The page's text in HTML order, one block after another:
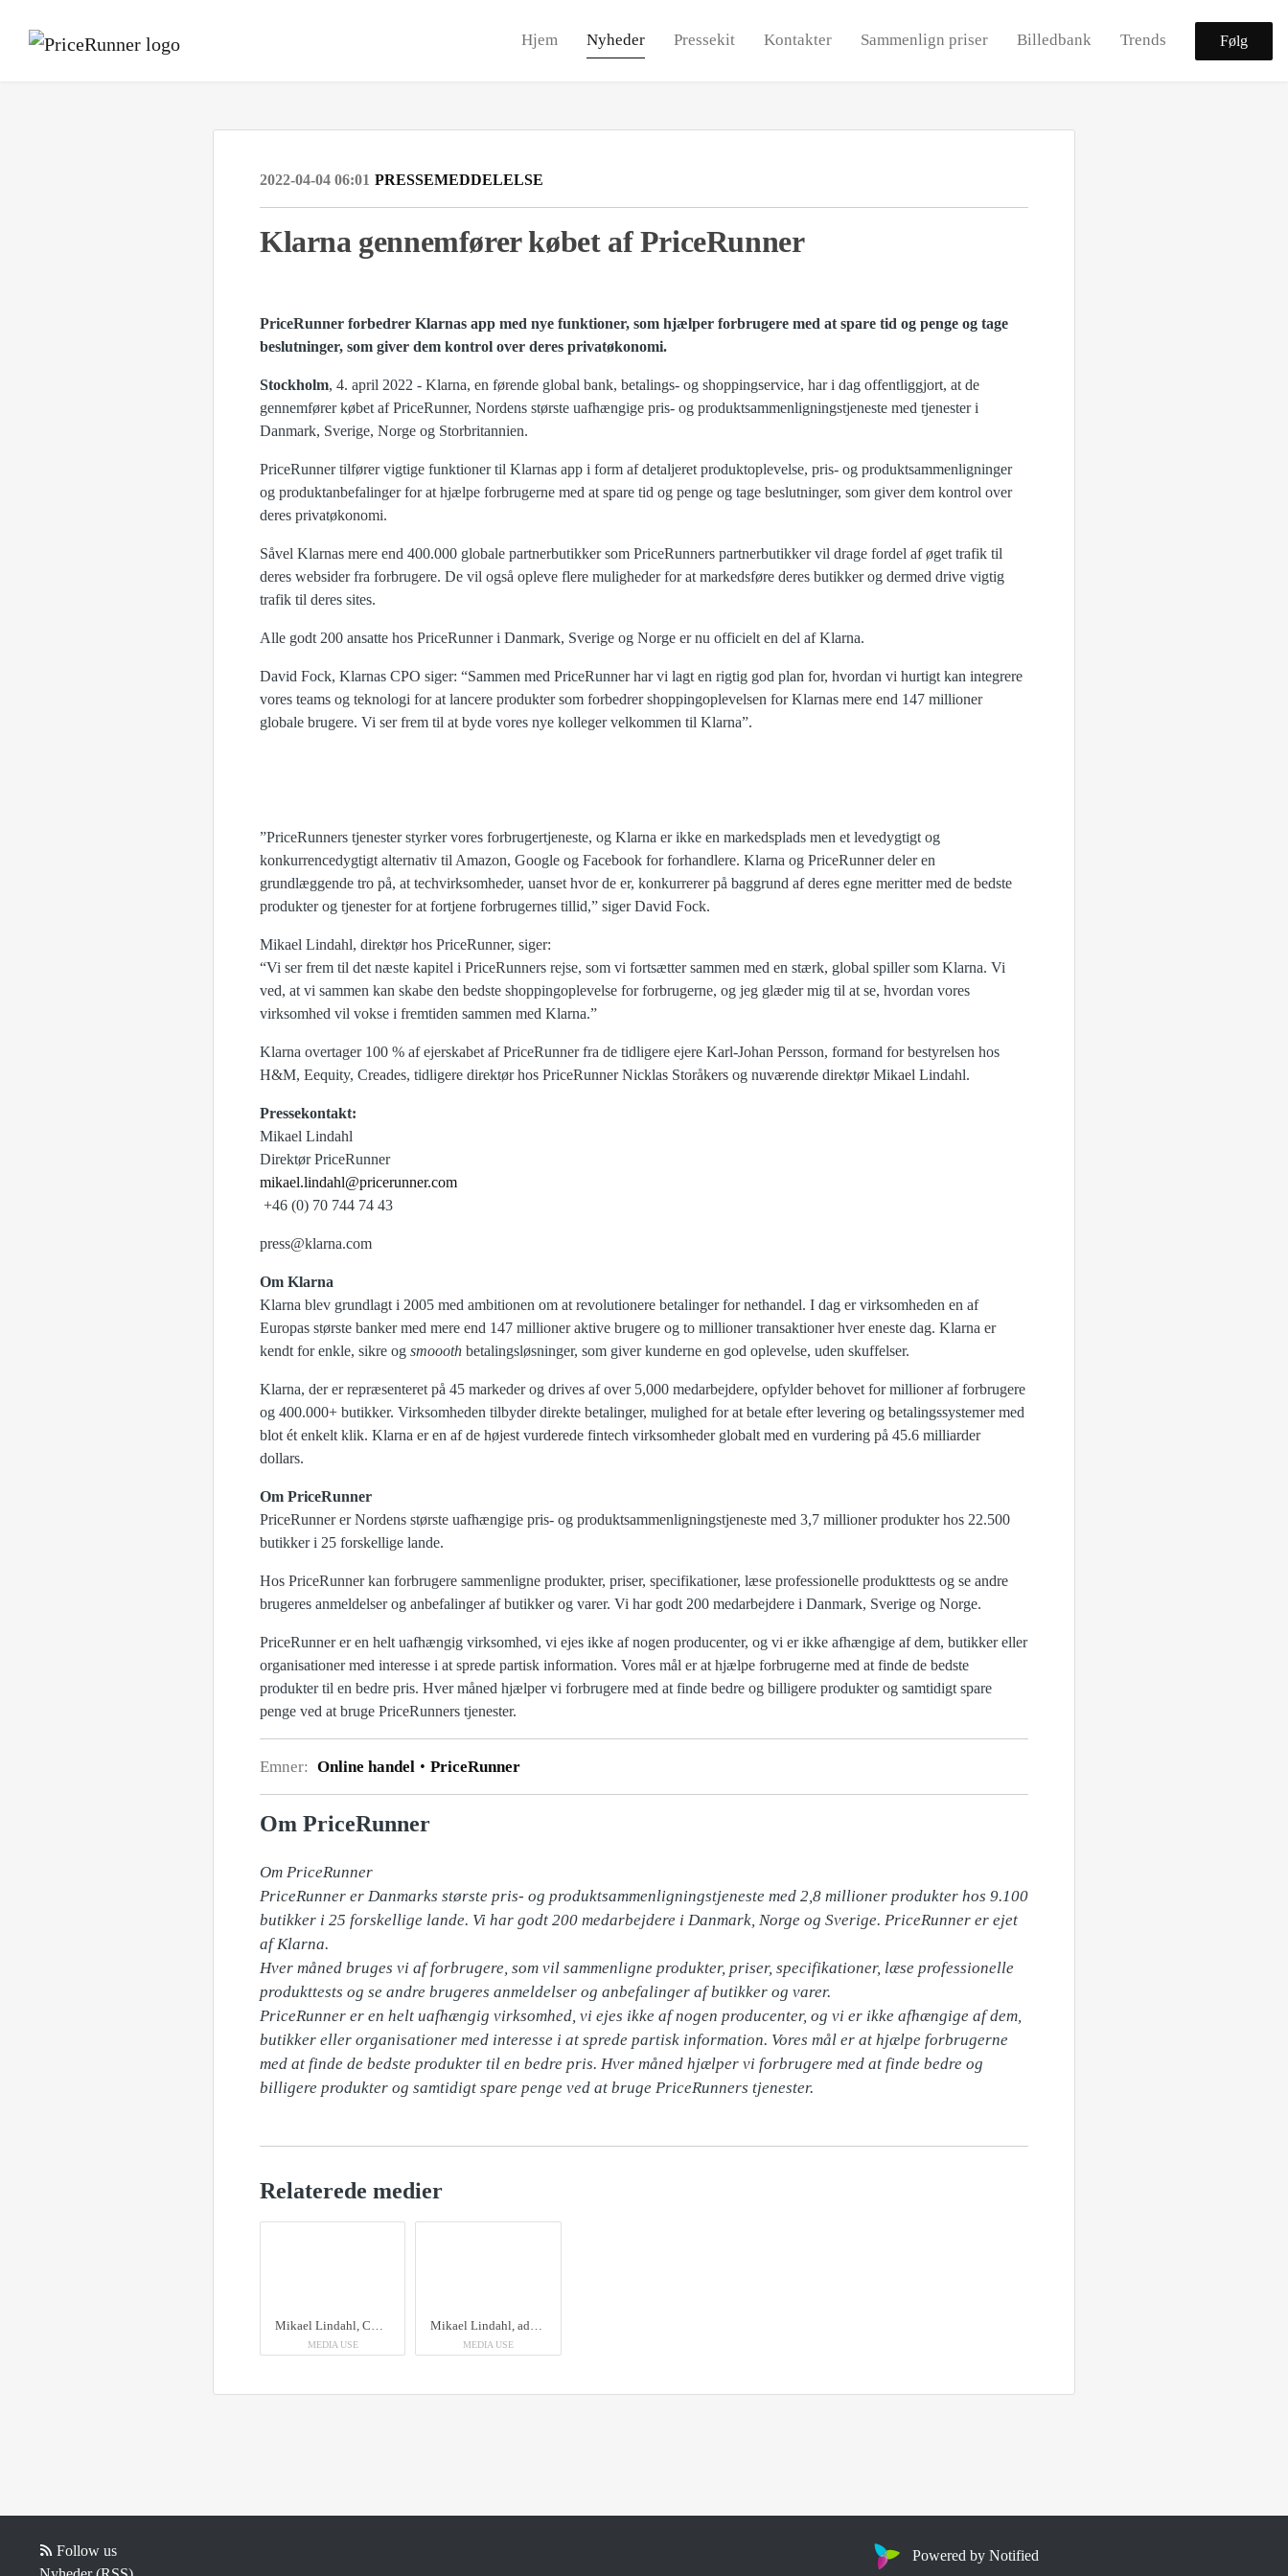
Hjem Nyheder Pressekit Kontakter Sammenlign priser Billedbank Trends Følg
2022-04-04 06:01 PRESSEMEDDELELSE
Klarna gennemfører købet af PriceRunner
PriceRunner forbedrer Klarnas app med nye funktioner, som hjælper forbrugere med at spare tid og penge og tage
beslutninger, som giver dem kontrol over deres privatøkonomi.
Stockholm, 4. april 2022 - Klarna, en førende global bank, betalings- og shoppingservice, har i dag offentliggjort, at de
gennemfører købet af PriceRunner, Nordens største uafhængige pris- og produktsammenligningstjeneste med tjenester i
Danmark, Sverige, Norge og Storbritannien.
PriceRunner tilfører vigtige funktioner til Klarnas app i form af detaljeret produktoplevelse, pris- og produktsammenligninger
og produktanbefalinger for at hjælpe forbrugerne med at spare tid og penge og tage beslutninger, som giver dem kontrol over
deres privatøkonomi.
Såvel Klarnas mere end 400.000 globale partnerbutikker som PriceRunners partnerbutikker vil drage fordel af øget trafik til
deres websider fra forbrugere. De vil også opleve flere muligheder for at markedsføre deres butikker og dermed drive vigtig
trafik til deres sites.
Alle godt 200 ansatte hos PriceRunner i Danmark, Sverige og Norge er nu officielt en del af Klarna.
David Fock, Klarnas CPO siger: “Sammen med PriceRunner har vi lagt en rigtig god plan for, hvordan vi hurtigt kan integrere
vores teams og teknologi for at lancere produkter som forbedrer shoppingoplevelsen for Klarnas mere end 147 millioner
globale brugere. Vi ser frem til at byde vores nye kolleger velkommen til Klarna”.
”PriceRunners tjenester styrker vores forbrugertjeneste, og Klarna er ikke en markedsplads men et levedygtigt og
konkurrencedygtigt alternativ til Amazon, Google og Facebook for forhandlere. Klarna og PriceRunner deler en
grundlæggende tro på, at techvirksomheder, uanset hvor de er, konkurrerer på baggrund af deres egne meritter med de bedste
produkter og tjenester for at fortjene forbrugernes tillid,” siger David Fock.
Mikael Lindahl, direktør hos PriceRunner, siger:
“Vi ser frem til det næste kapitel i PriceRunners rejse, som vi fortsætter sammen med en stærk, global spiller som Klarna. Vi
ved, at vi sammen kan skabe den bedste shoppingoplevelse for forbrugerne, og jeg glæder mig til at se, hvordan vores
virksomhed vil vokse i fremtiden sammen med Klarna.”
Klarna overtager 100 % af ejerskabet af PriceRunner fra de tidligere ejere Karl-Johan Persson, formand for bestyrelsen hos
H&M, Eequity, Creades, tidligere direktør hos PriceRunner Nicklas Storåkers og nuværende direktør Mikael Lindahl.
Pressekontakt:
Mikael Lindahl
Direktør PriceRunner
mikael.lindahl@pricerunner.com
+46 (0) 70 744 74 43
press@klarna.com
Om Klarna
Klarna blev grundlagt i 2005 med ambitionen om at revolutionere betalinger for nethandel. I dag er virksomheden en af
Europas største banker med mere end 147 millioner aktive brugere og to millioner transaktioner hver eneste dag. Klarna er
kendt for enkle, sikre og smoooth betalingsløsninger, som giver kunderne en god oplevelse, uden skuffelser.
Klarna, der er repræsenteret på 45 markeder og drives af over 5,000 medarbejdere, opfylder behovet for millioner af forbrugere
og 400.000+ butikker. Virksomheden tilbyder direkte betalinger, mulighed for at betale efter levering og betalingssystemer med
blot ét enkelt klik. Klarna er en af de højest vurderede fintech virksomheder globalt med en vurdering på 45.6 milliarder
dollars.
Om PriceRunner
PriceRunner er Nordens største uafhængige pris- og produktsammenligningstjeneste med 3,7 millioner produkter hos 22.500
butikker i 25 forskellige lande.
Hos PriceRunner kan forbrugere sammenligne produkter, priser, specifikationer, læse professionelle produkttests og se andre
brugeres anmeldelser og anbefalinger af butikker og varer. Vi har godt 200 medarbejdere i Danmark, Sverige og Norge.
PriceRunner er en helt uafhængig virksomhed, vi ejes ikke af nogen producenter, og vi er ikke afhængige af dem, butikker eller
organisationer med interesse i at sprede partisk information. Vores mål er at hjælpe forbrugerne med at finde de bedste
produkter til en bedre pris. Hver måned hjælper vi forbrugere med at finde bedre og billigere produkter og samtidigt spare
penge ved at bruge PriceRunners tjenester.
Emner: Online handel PriceRunner
Om PriceRunner
Om PriceRunner
PriceRunner er Danmarks største pris- og produktsammenligningstjeneste med 2,8 millioner produkter hos 9.100
butikker i 25 forskellige lande. Vi har godt 200 medarbejdere i Danmark, Norge og Sverige. PriceRunner er ejet
af Klarna.
Hver måned bruges vi af forbrugere, som vil sammenligne produkter, priser, specifikationer, læse professionelle
produkttests og se andre brugeres anmeldelser og anbefalinger af butikker og varer.
PriceRunner er en helt uafhængig virksomhed, vi ejes ikke af nogen producenter, og vi er ikke afhængige af dem,
butikker eller organisationer med interesse i at sprede partisk information. Vores mål er at hjælpe forbrugerne
med at finde de bedste produkter til en bedre pris. Hver måned hjælper vi forbrugere med at finde bedre og
Relaterede medier
Mikael Lindahl, CEO PriceRunner
MEDIA USE
Mikael Lindahl, adm. direktør Pricerunner og David Fock, CPO Klarna
MEDIA USE
Follow us
Powered by Notified